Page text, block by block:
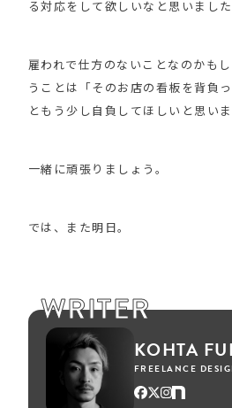
る対応をして欲しいなと思いました
雇われで仕方のないことなのかも
うことは「そのお店の看板を背負
ともう少し自負してほしいと思いま
一緒に頑張りましょう。
では、また明日。
WRITER
KOHTA
FREELANCE